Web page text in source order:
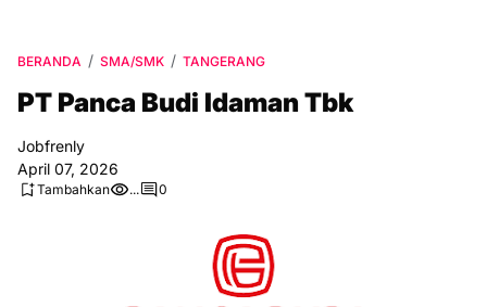
BERANDA SMA/SMK TANGERANG
PT Panca Budi Idaman Tbk
Jobfrenly
April 07, 2026
Tambahkan ... 0